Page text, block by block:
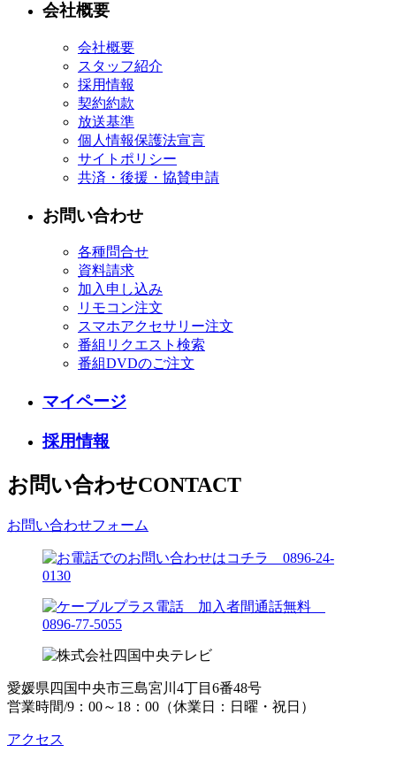
会社概要
会社概要
スタッフ紹介
採用情報
契約約款
放送基準
個人情報保護法宣言
サイトポリシー
共済・後援・協賛申請
お問い合わせ
各種問合せ
資料請求
加入申し込み
リモコン注文
スマホアクセサリー注文
番組リクエスト検索
番組DVDのご注文
マイページ
採用情報
お問い合わせCONTACT
お問い合わせフォーム
愛媛県四国中央市三島宮川4丁目6番48号
営業時間/9：00～18：00（休業日：日曜・祝日）
アクセス